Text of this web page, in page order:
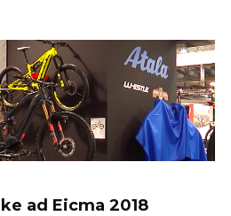
ad Eicma 2018